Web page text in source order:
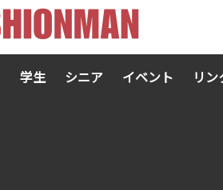
学生 シニア イベント リ